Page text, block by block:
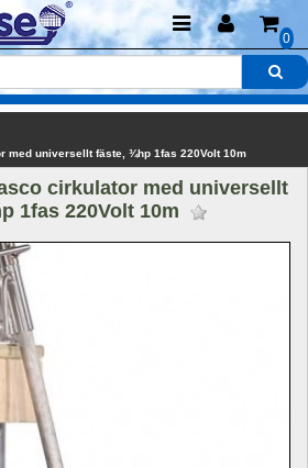
0
med universellt fäste, ¾hp 1fas 220Volt 10m
cirkulator med universellt
1fas 220Volt 10m